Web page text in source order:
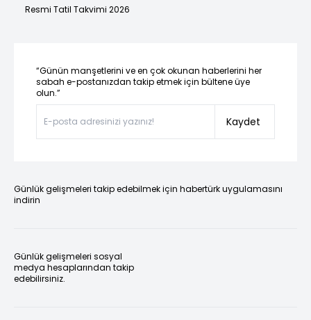
Resmi Tatil Takvimi 2026
“Günün manşetlerini ve en çok okunan haberlerini her
sabah e-postanızdan takip etmek için bültene üye
olun.”
Kaydet
Günlük gelişmeleri takip edebilmek için habertürk uygulamasını
indirin
Günlük gelişmeleri sosyal
medya hesaplarından takip
edebilirsiniz.